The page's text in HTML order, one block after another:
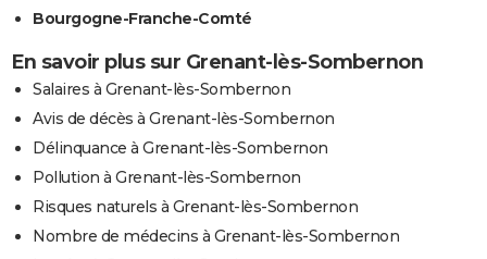
Bourgogne-Franche-Comté
En savoir plus sur Grenant-lès-Sombernon
Salaires à Grenant-lès-Sombernon
Avis de décès à Grenant-lès-Sombernon
Délinquance à Grenant-lès-Sombernon
Pollution à Grenant-lès-Sombernon
Risques naturels à Grenant-lès-Sombernon
Nombre de médecins à Grenant-lès-Sombernon